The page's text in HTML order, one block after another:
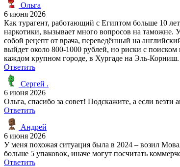
Ольга
6 июня 2026
Как турагент, работающий с Египтом больше 10
наркотики, вызывает много вопросов на таможне.
собой рецепт от врача, переведённый на
выйдет около 800-1000 рублей, но риски с
каждом крупном городе, в Хургаде на Эль-Корниш.
Ответить
Сергей .
6 июня 2026
Ольга, спасибо за совет! Подскажите, а если
Ответить
Андрей
6 июня 2026
У меня похожая ситуация была в 2024 – возил
больше 5 упаковок, иначе могут посчитать
Ответить